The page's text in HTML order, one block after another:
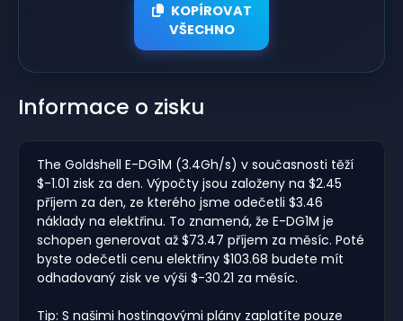
KOPÍROVAT
VŠECHNO
Informace o zisku
The Goldshell E-DG1M (3.4Gh/s) v současnosti těží
$-1.01 zisk za den. Výpočty jsou založeny na $2.45
příjem za den, ze kterého jsme odečetli $3.46
náklady na elektřinu. To znamená, že E-DG1M je
schopen generovat až $73.47 příjem za měsíc. Poté
byste odečetli cenu elektřiny $103.68 budete mít
odhadovaný zisk ve výši $-30.21 za měsíc.
Tip: S našimi hostingovými plány zaplatíte pouze